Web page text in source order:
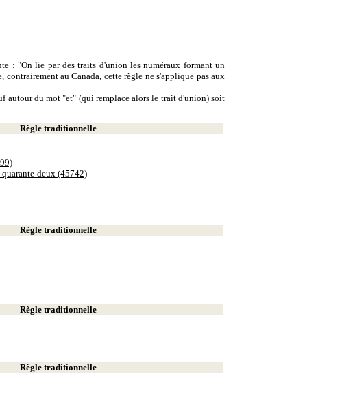
: "On lie par des traits d'union les numéraux formant un
au Canada, cette règle ne s'applique pas aux
autour du mot "et" (qui remplace alors le trait d'union) soit
Règle traditionnelle
deux (45742)
Règle traditionnelle
Règle traditionnelle
Règle traditionnelle